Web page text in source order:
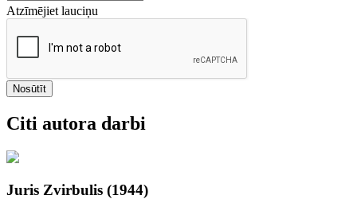
Atzīmējiet lauciņu
Nosūtīt
Citi autora darbi
Juris Zvirbulis (1944)